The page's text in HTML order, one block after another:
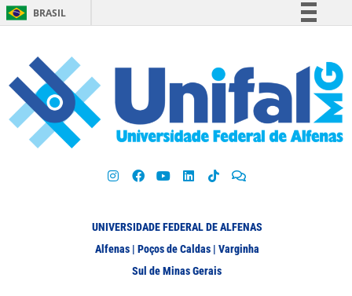
BRASIL
Participe
Acesso à informação
Legislação
UNIVERSIDADE FEDERAL DE ALFENAS
Alfenas | Poços de Caldas | Varginha
Sul de Minas Gerais